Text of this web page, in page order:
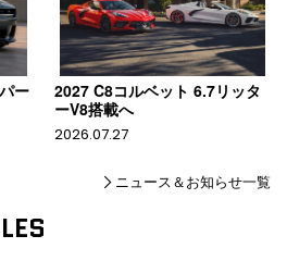
ー
2027 C8コルベット 6.7リッタ
ーV8搭載へ
2026.07.27
ニュース＆お知らせ一覧